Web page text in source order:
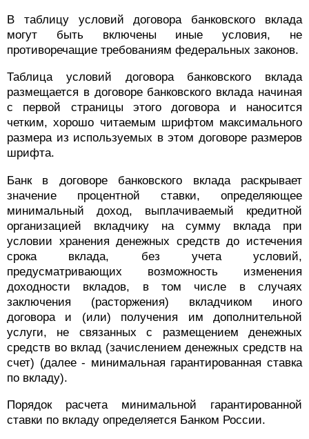
В таблицу условий договора банковского вклада
могут быть включены иные условия, не
противоречащие требованиям федеральных законов.
Таблица условий договора банковского вклада
размещается в договоре банковского вклада начиная
с первой страницы этого договора и наносится
четким, хорошо читаемым шрифтом максимального
размера из используемых в этом договоре размеров
шрифта.
Банк в договоре банковского вклада раскрывает
значение процентной ставки, определяющее
минимальный доход, выплачиваемый кредитной
организацией вкладчику на сумму вклада при
условии хранения денежных средств до истечения
срока вклада, без учета условий,
предусматривающих возможность изменения
доходности вкладов, в том числе в случаях
заключения (расторжения) вкладчиком иного
договора и (или) получения им дополнительной
услуги, не связанных с размещением денежных
средств во вклад (зачислением денежных средств на
счет) (далее - минимальная гарантированная ставка
по вкладу).
Порядок расчета минимальной гарантированной
ставки по вкладу определяется Банком России.